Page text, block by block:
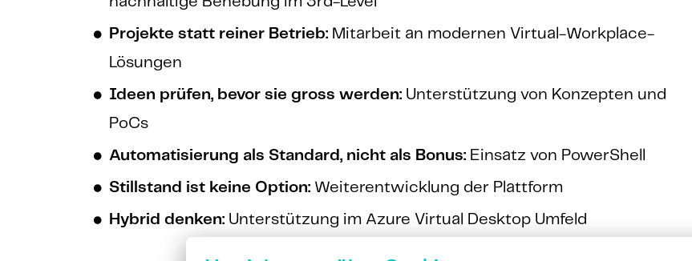
Projekte statt reiner Betrieb: Mitarbeit an modernen Virtual-Workplace-
Lösungen
Ideen prüfen, bevor sie gross werden: Unterstützung von Konzepten und
PoCs
Automatisierung als Standard, nicht als Bonus: Einsatz von PowerShell
Stillstand ist keine Option: Weiterentwicklung der Plattform
Hybrid denken: Unterstützung im Azure Virtual Desktop Umfeld